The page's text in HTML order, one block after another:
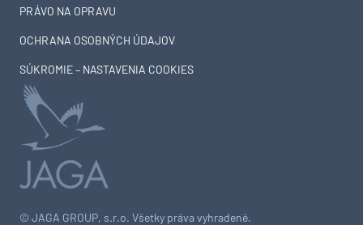
© JAGA GROUP, s.r.o. Všetky práva vyhradené.
PRÁVO NA OPRAVU
OCHRANA OSOBNÝCH ÚDAJOV
SÚKROMIE – NASTAVENIA COOKIES